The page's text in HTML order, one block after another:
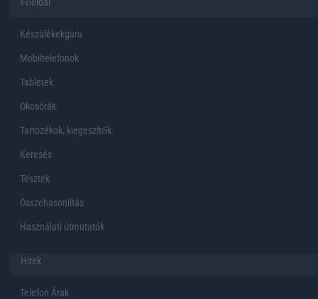
Készülékekguru
Mobiltelefonok
Tabletek
Okosórák
Tartozékok, kiegeszítők
Keresés
Tesztek
Összehasonlítás
Használati útmutatók
Hirek
Telefon Árak